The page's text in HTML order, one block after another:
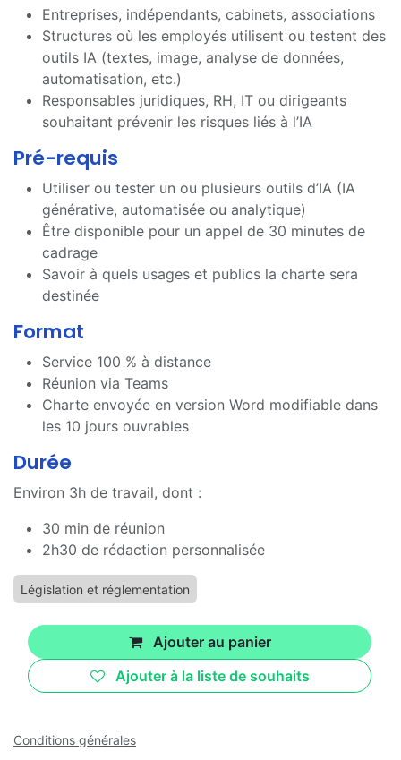
Entreprises, indépendants, cabinets, associations
Structures où les employés utilisent ou testent des
outils IA (textes, image, analyse de données,
automatisation, etc.)
Responsables juridiques, RH, IT ou dirigeants
souhaitant prévenir les risques liés à l’IA
Pré-requis
Utiliser ou tester un ou plusieurs outils d’IA (IA
générative, automatisée ou analytique)
Être disponible pour un appel de 30 minutes de
cadrage
Savoir à quels usages et publics la charte sera
destinée
Format
Service 100 % à distance
Réunion via Teams
Charte envoyée en version Word modifiable dans
les 10 jours ouvrables
Durée
Environ 3h de travail, dont :
30 min de réunion
2h30 de rédaction personnalisée
Législation et réglementation
Ajouter au panier
Ajouter à la liste de souhaits
Conditions générales